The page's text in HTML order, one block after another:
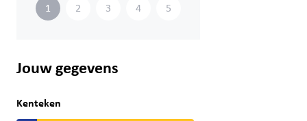
Jouw gegevens
Kenteken
1 2 3 4 5